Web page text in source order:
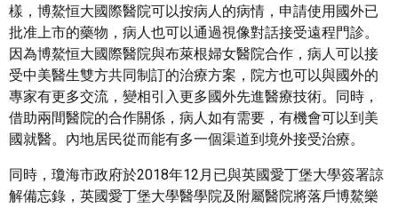
樣，博鰲恒大國際醫院可以按病人的病情，申請使用國外已
批准上市的藥物，病人也可以通過視像對話接受遠程門診。
因為博鰲恒大國際醫院與布萊根婦女醫院合作，病人可以接
受中美醫生雙方共同制訂的治療方案，院方也可以與國外的
專家有更多交流，變相引入更多國外先進醫療技術。同時，
借助兩間醫院的合作關係，病人如有需要，有機會可以到美
國就醫。內地居民從而能有多一個渠道到境外接受治療。
同時，瓊海市政府於2018年12月已與英國愛丁堡大學簽署諒
解備忘錄，英國愛丁堡大學醫學院及附屬醫院將落戶博鰲樂